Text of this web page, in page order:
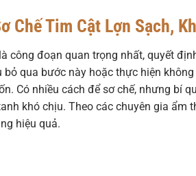
Chế Tim Cật Lợn Sạch,
công đoạn quan trọng nhất, quyết
bỏ qua bước này hoặc thực hiện
Có nhiều cách để sơ chế, nhưng bí
khó chịu. Theo các chuyên gia ẩm
hiệu quả.